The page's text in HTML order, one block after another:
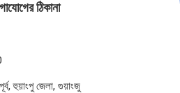
ঠিকানা
হুয়াংপু জেলা, গুয়াংজু